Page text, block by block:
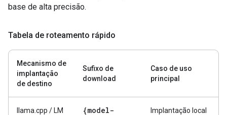
base de alta precisão.
Tabela de roteamento rápido
Mecanismo de
implantação
de destino
Sufixo de
download
Caso de uso
principal
llama.cpp / LM {model- Implantação local